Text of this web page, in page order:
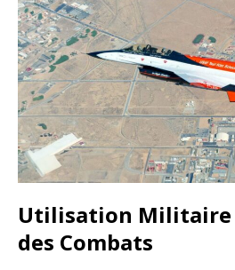
Utilisation
des Combats